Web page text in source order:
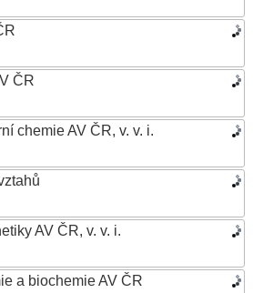
ČR
chemie AV ČR, v. v. i.
AV ČR, v. v. i.
a biochemie AV ČR